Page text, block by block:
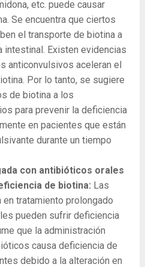
etc. puede causar
Se encuentra que ciertos
el transporte de biotina a
intestinal. Existen evidencias
anticonvulsivos aceleran el
Por lo tanto, se sugiere
de biotina a los
para prevenir la deficiencia
en pacientes que están
durante un tiempo
con antibióticos orales
de biotina: Las
tratamiento prolongado
pueden sufrir deficiencia
que la administración
causa deficiencia de
debido a la alteración en